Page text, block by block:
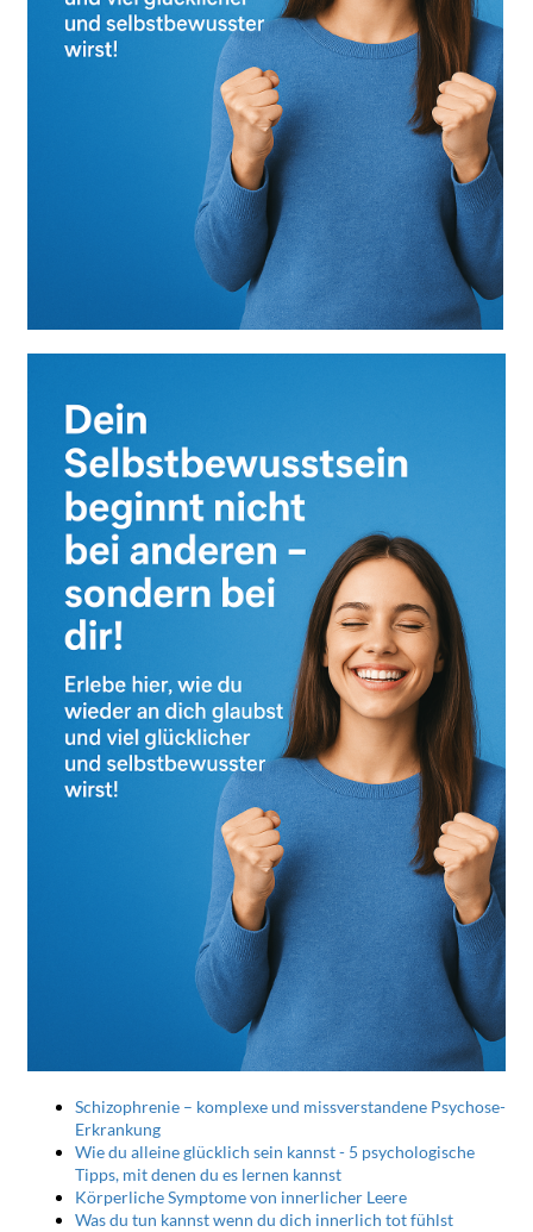
Schizophrenie – komplexe und missverstandene Psychose-
Erkrankung
Wie du alleine glücklich sein kannst - 5 psychologische
Tipps, mit denen du es lernen kannst
Körperliche Symptome von innerlicher Leere
Was du tun kannst wenn du dich innerlich tot fühlst